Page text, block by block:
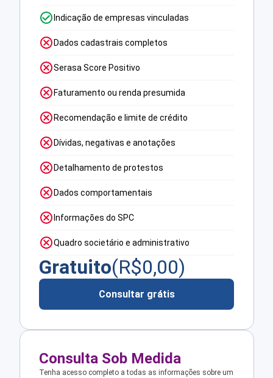
Indicação de empresas vinculadas
Dados cadastrais completos
Serasa Score Positivo
Faturamento ou renda presumida
Recomendação e limite de crédito
Dívidas, negativas e anotações
Detalhamento de protestos
Dados comportamentais
Informações do SPC
Quadro societário e administrativo
Gratuito(R$0,00)
Consultar grátis
Consulta Sob Medida
Tenha acesso completo a todas as informações sobre um